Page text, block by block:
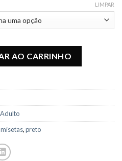
LIMPAR
AO CARRINHO
,preto